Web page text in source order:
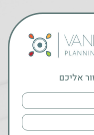
אליכם